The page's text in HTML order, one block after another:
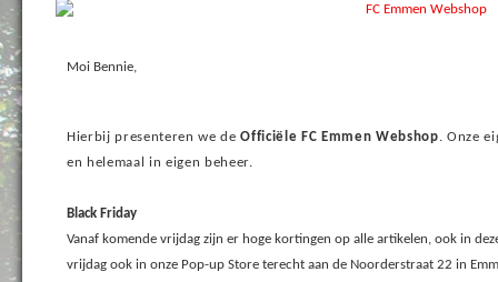
Moi Bennie,
Hierbij presenteren we deOfficiële FC Emmen Webshop. Onze
en helemaal in eigen beheer.
Black Friday
Vanaf komende vrijdag zijn er hoge kortingen op alle artikelen, ook in
vrijdag ook in onze Pop-up Store terecht aan de Noorderstraat 22 in